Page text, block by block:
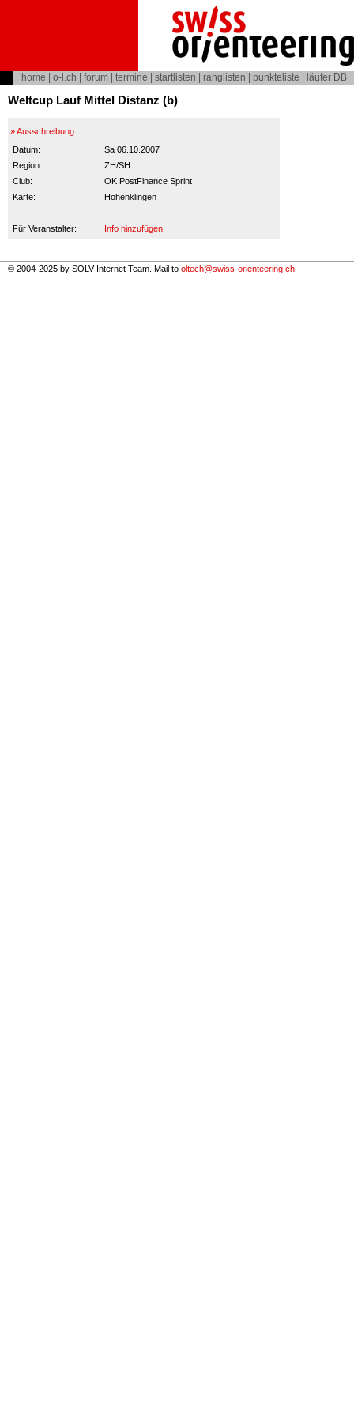
home o-l.ch forum termine startlisten ranglisten punkteliste läufer DB
Weltcup Lauf Mittel Distanz (b)
» Ausschreibung
Datum:
Sa 06.10.2007
Region:
ZH/SH
Club:
OK PostFinance Sprint
Karte:
Hohenklingen
Für Veranstalter: Info hinzufügen
© 2004-2025 by SOLV Internet Team. Mail to oltech@swiss-orienteering.ch